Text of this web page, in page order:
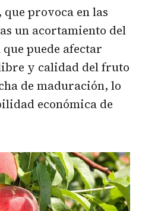
provoca en las
un acortamiento del
puede afectar
y calidad del fruto
de maduración, lo
económica de